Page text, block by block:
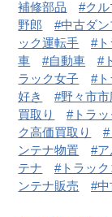
補修部品
クル
野郎
中古ダン
ック運転手
ト
車
自動車
ラック女子
ト
好き
野々市市
買取り
トラッ
ク高価買取り
ンテナ物置
ア
テナ
トラッ
ンテナ販売
中